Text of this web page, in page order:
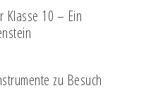
Klasse 10 – Ein
zu Besuch